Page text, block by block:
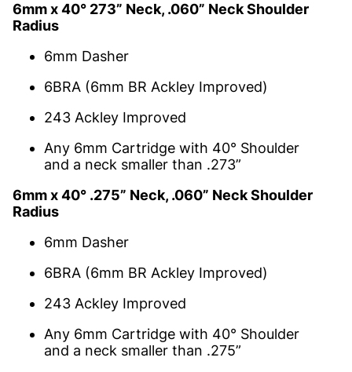
6mm x 40° 273” Neck, .060” Neck Shoulder
Radius
6mm Dasher
6BRA (6mm BR Ackley Improved)
243 Ackley Improved
Any 6mm Cartridge with 40° Shoulder
and a neck smaller than .273”
6mm x 40° .275” Neck, .060” Neck Shoulder
Radius
6mm Dasher
6BRA (6mm BR Ackley Improved)
243 Ackley Improved
Any 6mm Cartridge with 40° Shoulder
and a neck smaller than .275”